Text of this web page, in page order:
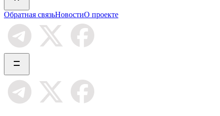
Обратная связьНовостиО проекте